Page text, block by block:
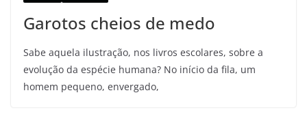
Garotos cheios de medo
Sabe aquela ilustração, nos livros escolares, sobre a
evolução da espécie humana? No início da fila, um
homem pequeno, envergado,